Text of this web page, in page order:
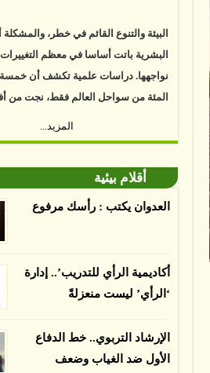
توصل العلماء إلى أن غابات زيت النخيل
اعتمادها على أنها مستدامة تدمرت
الأرض غير المعتمدة، وذلك حسب
الغطاء عن أي ادعاءات تقول بأن الزيت
يسبب الدمار. وكشفت الدراسة فقدان
بينما
المزيد...
أقلام بيئية
العدوان يكتب : رأسك مرفوع
أكاديمية الرأي للتدريب’.. إدارة
‘الرأي’ ليست منعزلةً
الإرشاد التربوي.. خط الدفاع
الأول ضد الغياب وضعف